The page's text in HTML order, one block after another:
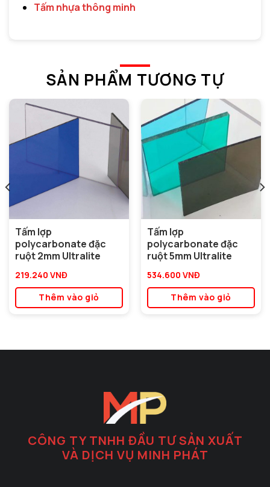
Tấm nhựa thông minh
SẢN PHẨM TƯƠNG TỰ
Tấm lợp
polycarbonate đặc
ruột 2mm Ultralite
219.240 VNĐ
Thêm vào giỏ
Sản
phẩm
có
thể.
chọn
Tấm lợp
polycarbonate đặc
ruột 5mm Ultralite
534.600 VNĐ
Thêm vào giỏ
Sản
phẩm
có
thể.
chọn
có
thể
chọn
trên
CÔNG TY TNHH ĐẦU TƯ SẢN XUẤT
VÀ DỊCH VỤ MINH PHÁT